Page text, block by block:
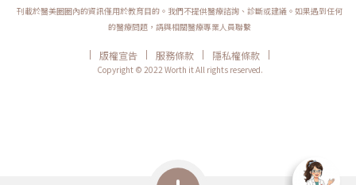
刊載於醫美圈圈內的資訊僅用於教育目的。我們不提供醫療諮詢、診斷或建議。如果遇到任何
的醫療問題，請與相關醫療專業人員聯繫
| 版權宣告 | 服務條款 | 隱私權條款
|
Copyright © 2022 Worth it All rights reserved.